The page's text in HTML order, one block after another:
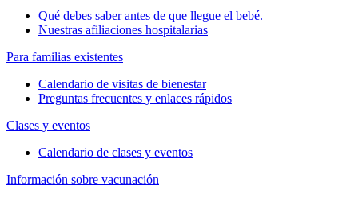
Qué debes saber antes de que llegue el bebé.
Nuestras afiliaciones hospitalarias
Para familias existentes
Calendario de visitas de bienestar
Preguntas frecuentes y enlaces rápidos
Clases y eventos
Calendario de clases y eventos
Información sobre vacunación